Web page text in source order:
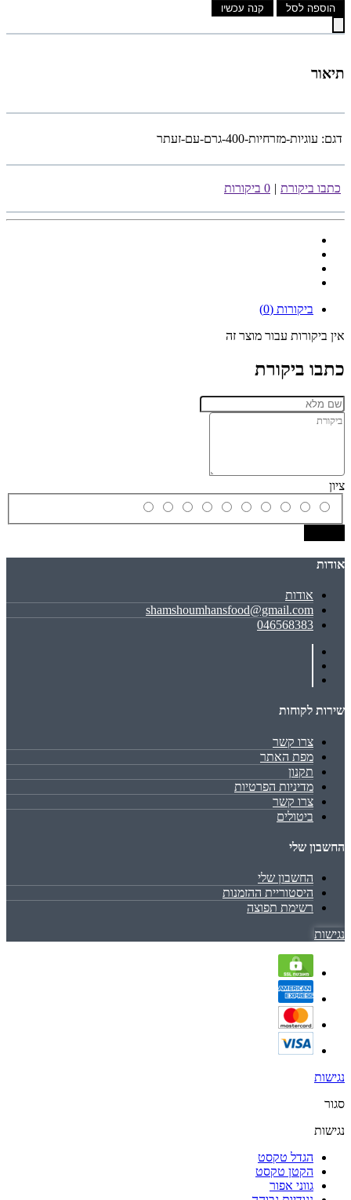
הוספה לסל קנה עכשיו
תיאור
דגם: עוגיות-מזרחיות-400-גרם-עם-זעתר
כתבו ביקורת | 0 ביקורות
ביקורות (0)
אין ביקורות עבור מוצר זה
כתבו ביקורת
ציון
אודות
אודות
shamshoumhansfood@gmail.com
046568383
שירות לקוחות
צרו קשר
מפת האתר
תקנון
מדיניות הפרטיות
צרו קשר
ביטולים
החשבון שלי
החשבון שלי
היסטוריית ההזמנות
רשימת תפוצה
נגישות
נגישות
סגור
נגישות
הגדל טקסט
הקטן טקסט
גווני אפור